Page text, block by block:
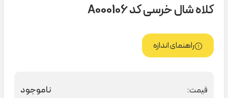
کلاه شال خرسی کد A000106
راهنمای اندازه
قیمت: ناموجود